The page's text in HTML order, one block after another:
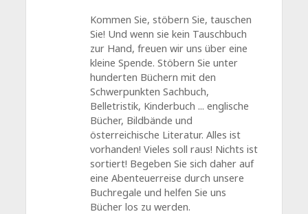
Kommen Sie, stöbern Sie, tauschen
Sie! Und wenn sie kein Tauschbuch
zur Hand, freuen wir uns über eine
kleine Spende. Stöbern Sie unter
hunderten Büchern mit den
Schwerpunkten Sachbuch,
Belletristik, Kinderbuch ... englische
Bücher, Bildbände und
österreichische Literatur. Alles ist
vorhanden! Vieles soll raus! Nichts ist
sortiert! Begeben Sie sich daher auf
eine Abenteuerreise durch unsere
Buchregale und helfen Sie uns
Bücher los zu werden.